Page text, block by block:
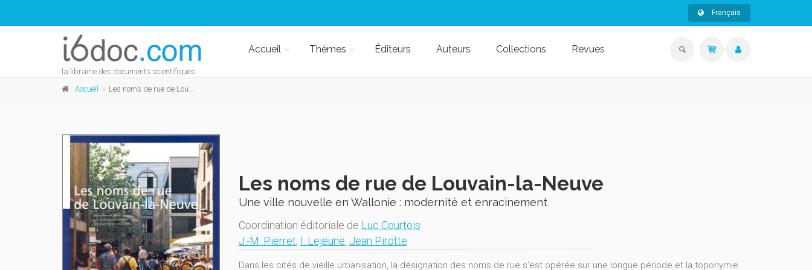
Français
la librairie des documents scientifiques
Accueil Thèmes Éditeurs Auteurs Collections Revues
Accueil Les noms de rue de Louvain-la-Neuve
Les noms de rue de Louvain-la-Neuve
Une ville nouvelle en Wallonie : modernité et enracinement
Coordination éditoriale de Luc Courtois
J.-M. Pierret, I. Lejeune, Jean Pirotte
Dans les cités de vieille urbanisation, la désignation des noms de rue s’est opérée sur une longue période et la toponymie